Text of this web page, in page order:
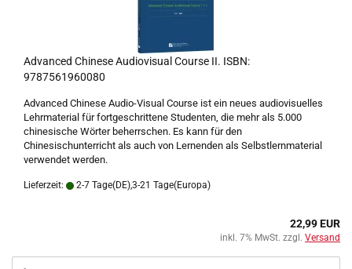
Advanced Chinese Audiovisual Course II. ISBN:
9787561960080
Advanced Chinese Audio-Visual Course ist ein neues audiovisuelles
Lehrmaterial für fortgeschrittene Studenten, die mehr als 5.000
chinesische Wörter beherrschen. Es kann für den
Chinesischunterricht als auch von Lernenden als Selbstlernmaterial
verwendet werden.
Lieferzeit: 2-7 Tage(DE),3-21 Tage(Europa)
22,99 EUR
inkl. 7% MwSt. zzgl. Versand